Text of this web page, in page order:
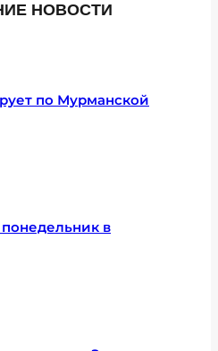
НОВОСТИ
по Мурманской
в